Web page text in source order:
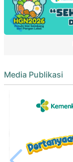
Media Publikasi